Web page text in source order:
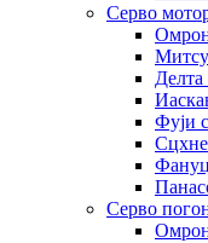
Серво
Делта
Фуји
Серво